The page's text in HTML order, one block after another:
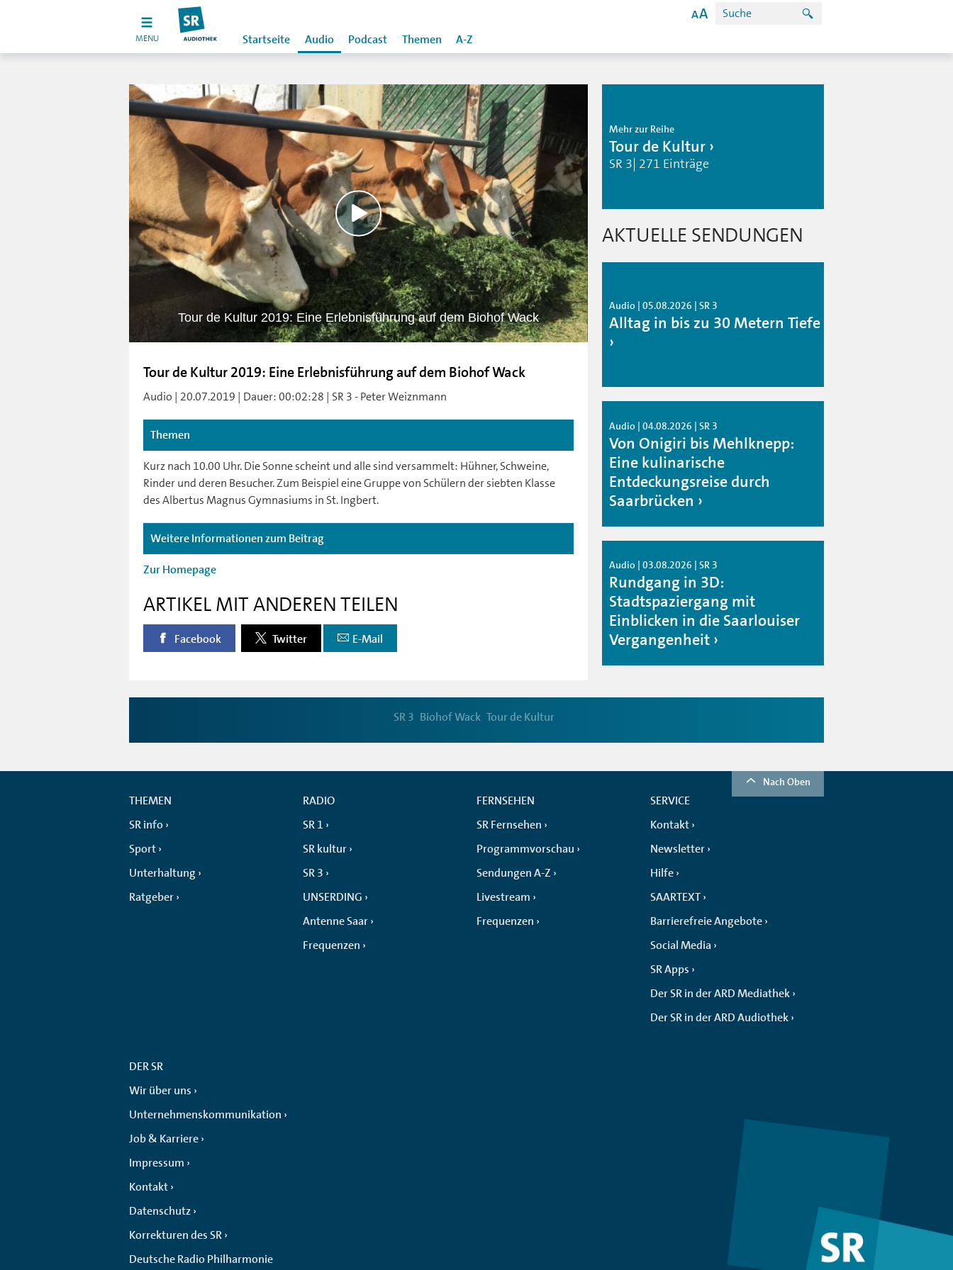
MENU Startseite Audio Podcast Themen A-Z
Tour de Kultur 2019: Eine Erlebnisführung auf dem Biohof Wack
Tour de Kultur 2019: Eine Erlebnisführung auf dem Biohof Wack
Audio | 20.07.2019 | Dauer: 00:02:28 | SR 3 - Peter Weiznmann
Themen
Kurz nach 10.00 Uhr. Die Sonne scheint und alle sind versammelt: Hühner, Schweine,
Rinder und deren Besucher. Zum Beispiel eine Gruppe von Schülern der siebten Klasse
des Albertus Magnus Gymnasiums in St. Ingbert.
Weitere Informationen zum Beitrag
Zur Homepage
ARTIKEL MIT ANDEREN TEILEN
Facebook Twitter E-Mail
Mehr zur Reihe
Tour de Kultur
SR 3| 271 Einträge
AKTUELLE SENDUNGEN
Audio | 05.08.2026 | SR 3
Alltag in bis zu 30 Metern Tiefe
Audio | 04.08.2026 | SR 3
Von Onigiri bis Mehlknepp:
Eine kulinarische
Entdeckungsreise durch
Saarbrücken
Audio | 03.08.2026 | SR 3
Rundgang in 3D:
Stadtspaziergang mit
Einblicken in die Saarlouiser
Vergangenheit
SR 3 Biohof Wack Tour de Kultur
Nach Oben
THEMEN
SR info
Sport
Unterhaltung
Ratgeber
RADIO
SR 1
SR kultur
SR 3
UNSERDING
Antenne Saar
Frequenzen
FERNSEHEN
SR Fernsehen
Programmvorschau
Sendungen A-Z
Livestream
Frequenzen
SERVICE
Kontakt
Newsletter
Hilfe
SAARTEXT
Barrierefreie Angebote
Social Media
SR Apps
Der SR in der ARD Mediathek
Der SR in der ARD Audiothek
DER SR
Wir über uns
Unternehmenskommunikation
Job & Karriere
Impressum
Kontakt
Datenschutz
Korrekturen des SR
Deutsche Radio Philharmonie